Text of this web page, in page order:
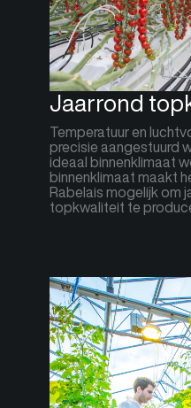
Jaarrond
Temperatuur en
precisie aangestuurd
ideaal binnenklimaat
binnenklimaat maakt
Rabelais mogelijk om
topkwaliteit te